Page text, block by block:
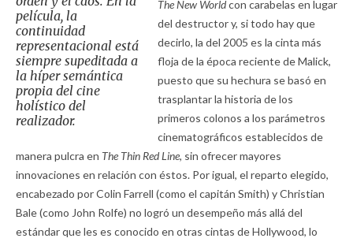
película, la
continuidad
representacional está
siempre supeditada a
la híper semántica
propia del cine
holístico del
realizador.
The New Worldcon carabelas en lugar
del destructor y, si todo hay que
decirlo, la del 2005 es la cinta más
floja de la época reciente de Malick,
puesto que su hechura se basó en
trasplantar la historia de los
primeros colonos a los parámetros
cinematográficos establecidos de
manera pulcra en The Thin Red Line, sin ofrecer mayores
innovaciones en relación con éstos. Por igual, el reparto elegido,
encabezado por Colin Farrell (como el capitán Smith) y Christian
Bale (como John Rolfe) no logró un desempeño más allá del
estándar que les es conocido en otras cintas de Hollywood, lo